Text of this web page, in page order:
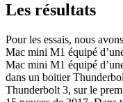
Les résultats
Pour les essais, nous
Mac mini M1 équipé
Mac mini M1 équipé
dans un boitier
Thunderbolt 3, sur le